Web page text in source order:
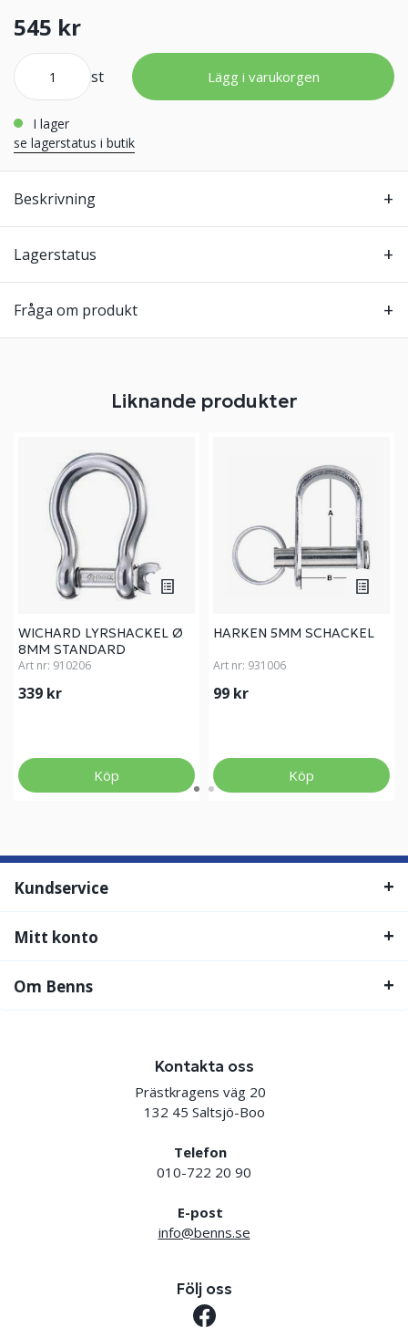
545 kr
st Lägg i varukorgen
i lager
se lagerstatus i butik
Beskrivning
Lagerstatus
Fråga om produkt
Liknande produkter
WICHARD LYRSHACKEL Ø
8MM STANDARD
Art nr: 910206
339 kr
Köp
HARKEN 5MM SCHACKEL
Art nr: 931006
99 kr
Köp
Kundservice
Mitt konto
Om Benns
Kontakta oss
Prästkragens väg 20
132 45 Saltsjö-Boo
Telefon
010-722 20 90
E-post
info@benns.se
Följ oss